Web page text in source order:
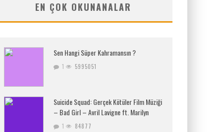
EN ÇOK OKUNANALAR
Sen Hangi Süper Kahramansın ?
1 5995051
Suicide Squad: Gerçek Kötüler Film Müziği
– Bad Girl – Avril Lavigne ft. Marilyn
1 84877